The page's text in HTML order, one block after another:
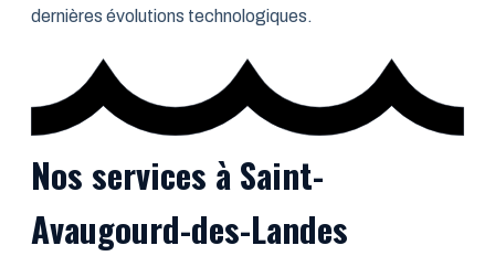
dernières évolutions technologiques.
Nos services à Saint-
Avaugourd-des-Landes